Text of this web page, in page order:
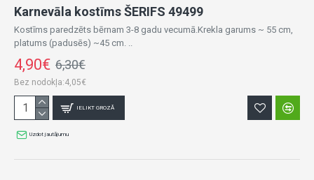
Karnevāla kostīms ŠERIFS 49499
Kostīms paredzēts bērnam 3-8 gadu vecumā.Krekla garums ~ 55 cm,
platums (padusēs) ~45 cm. ..
4,90€ 6,30€
Bez nodokļa:4,05€
IELIKT GROZĀ
Uzdot jautājumu